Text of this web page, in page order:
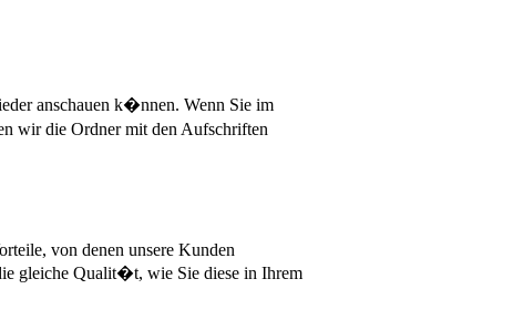
anschauen k�nnen. Wenn Sie im
wir die Ordner mit den Aufschriften
von denen unsere Kunden
gleiche Qualit�t, wie Sie diese in Ihrem